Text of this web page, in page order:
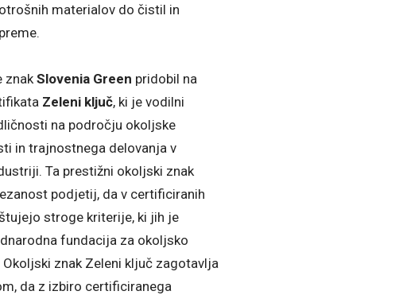
materialov do čistil in
znakSlovenia Green pridobil na
Zeleni ključ, ki je vodilni
na področju okoljske
in trajnostnega delovanja v
Ta prestižni okoljski znak
podjetij, da v certificiranih
stroge kriterije, ki jih je
fundacija za okoljsko
Okoljski znak Zeleni ključ zagotavlja
da z izbiro certificiranega